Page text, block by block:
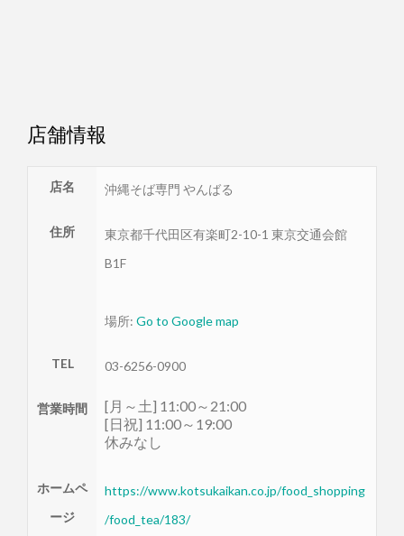
店舗情報
店名 沖縄そば専門 やんばる
住所 東京都千代田区有楽町2-10-1 東京交通会館
B1F
場所: Go to Google map
TEL 03-6256-0900
営業時間
[月～土] 11:00～21:00
[日祝] 11:00～19:00
休みなし
ホームペ
ージ
https://www.kotsukaikan.co.jp/food_shopping
/food_tea/183/